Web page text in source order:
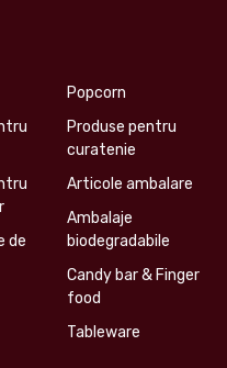
de
Popcorn
Produse pentru
curatenie
Articole ambalare
Ambalaje
biodegradabile
Candy bar & Finger
food
Tableware